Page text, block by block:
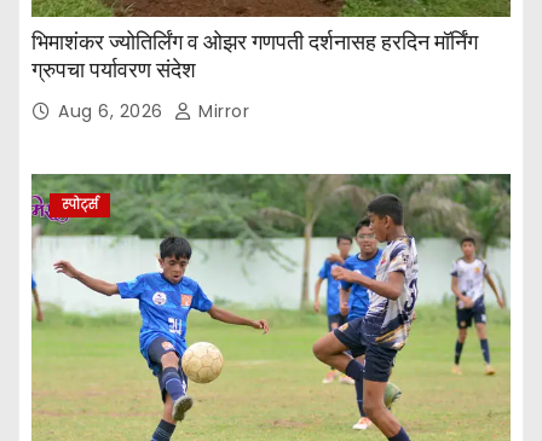
भिमाशंकर ज्योतिर्लिंग व ओझर गणपती दर्शनासह हरदिन मॉर्निंग
ग्रुपचा पर्यावरण संदेश
Aug 6, 2026 Mirror
स्पोर्ट्स